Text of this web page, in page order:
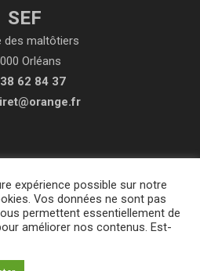
SEF
des maltôtiers
Orléans
62 84 37
expérience possible sur notre
Vos données ne sont pas
permettent essentiellement de
améliorer nos contenus. Est-